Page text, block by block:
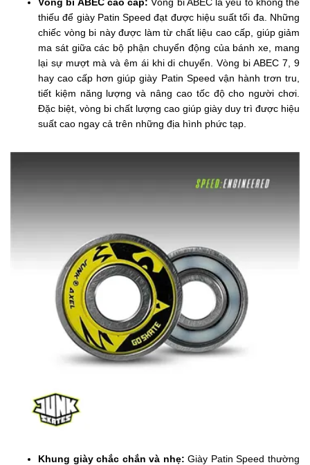
thiếu để giày Patin Speed đạt được hiệu suất tối đa. Những
chiếc vòng bi này được làm từ chất liệu cao cấp, giúp giảm
ma sát giữa các bộ phận chuyển động của bánh xe, mang
lại sự mượt mà và êm ái khi di chuyển. Vòng bi ABEC 7, 9
hay cao cấp hơn giúp giày Patin Speed vận hành trơn tru,
tiết kiệm năng lượng và nâng cao tốc độ cho người chơi.
Đặc biệt, vòng bi chất lượng cao giúp giày duy trì được hiệu
suất cao ngay cả trên những địa hình phức tạp.
Khung giày chắc chắn và nhẹ:Giày Patin Speed thường